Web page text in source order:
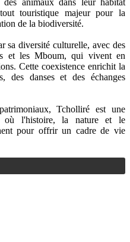
des animaux dans leur habitat
touristique majeur pour la
de la biodiversité.
sa diversité culturelle, avec des
et les Mboum, qui vivent en
Cette coexistence enrichit la
des danses et des échanges
Tcholliré est une
où l'histoire, la nature et le
pour offrir un cadre de vie